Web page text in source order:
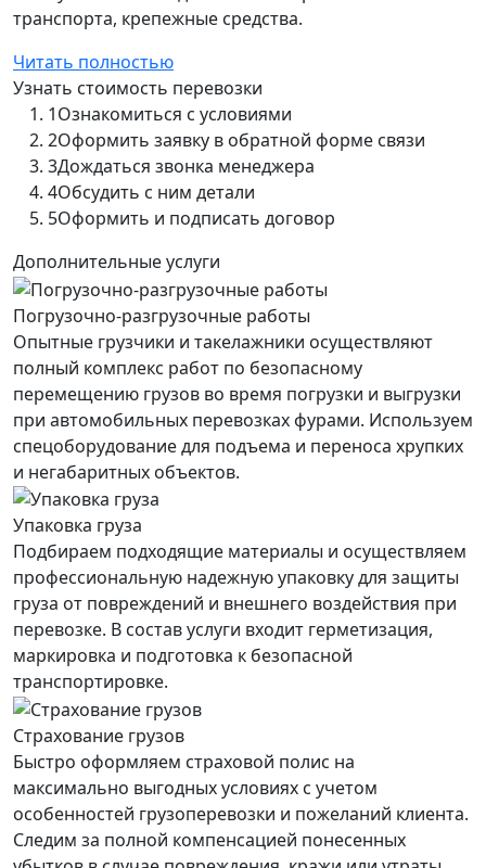
транспорта, крепежные средства.
Читать полностью
Узнать стоимость перевозки
1Ознакомиться с условиями
2Оформить заявку в обратной форме связи
3Дождаться звонка менеджера
4Обсудить с ним детали
5Оформить и подписать договор
Дополнительные услуги
Погрузочно-разгрузочные работы
Опытные грузчики и такелажники осуществляют
полный комплекс работ по безопасному
перемещению грузов во время погрузки и выгрузки
при автомобильных перевозках фурами. Используем
спецоборудование для подъема и переноса хрупких
и негабаритных объектов.
Упаковка груза
Подбираем подходящие материалы и осуществляем
профессиональную надежную упаковку для защиты
груза от повреждений и внешнего воздействия при
перевозке. В состав услуги входит герметизация,
маркировка и подготовка к безопасной
транспортировке.
Страхование грузов
Быстро оформляем страховой полис на
максимально выгодных условиях с учетом
особенностей грузоперевозки и пожеланий клиента.
Следим за полной компенсацией понесенных